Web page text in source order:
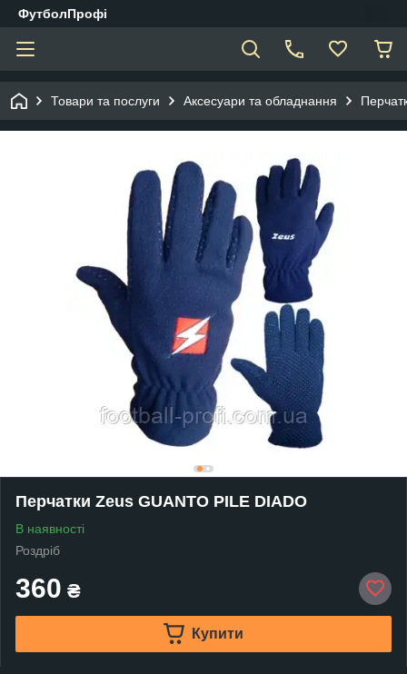
ФутболПрофі
Товари та послуги Аксесуари та обладнання
Перчатки Zeus GUANTO PILE DIADO
В наявності
Роздріб
360 ₴
Купити